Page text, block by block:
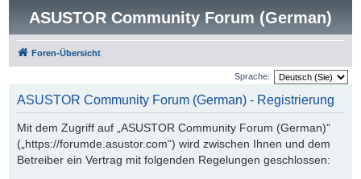
ASUSTOR Community Forum (German)
Foren-Übersicht
Sprache:
ASUSTOR Community Forum (German) - Registrierung
Mit dem Zugriff auf „ASUSTOR Community Forum (German)“
(„https://forumde.asustor.com“) wird zwischen Ihnen und dem
Betreiber ein Vertrag mit folgenden Regelungen geschlossen: